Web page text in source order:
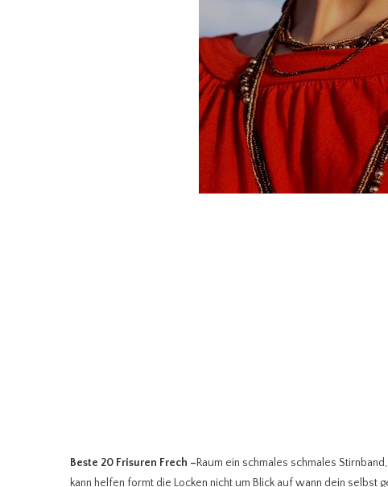
Beste 20 Frisuren Frech –Raum ein schmales schmales
kann helfen formt die Locken nicht um Blick auf wann dein selbst